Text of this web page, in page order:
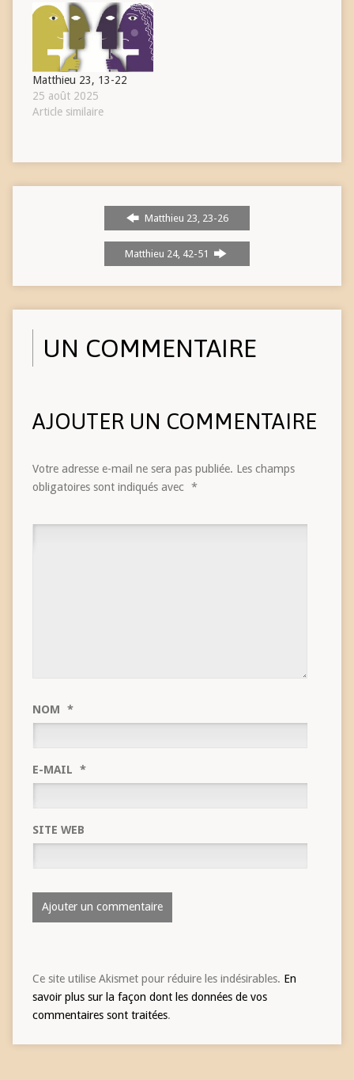
Matthieu 23, 13-22
25 août 2025
Article similaire
Matthieu 23, 23-26
Matthieu 24, 42-51
UN COMMENTAIRE
AJOUTER UN COMMENTAIRE
Votre adresse e-mail ne sera pas publiée. Les champs
obligatoires sont indiqués avec *
NOM *
E-MAIL *
SITE WEB
Ce site utilise Akismet pour réduire les indésirables. En
savoir plus sur la façon dont les données de vos
commentaires sont traitées.